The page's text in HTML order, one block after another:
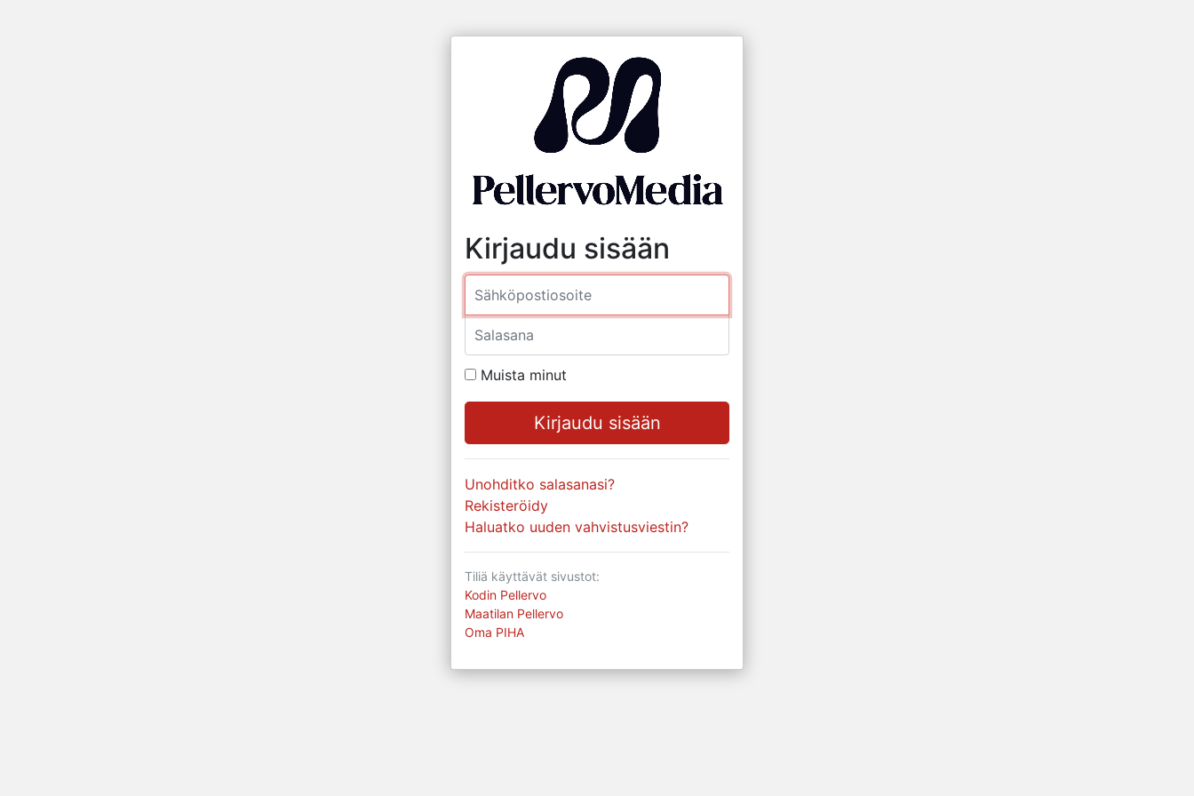
Kirjaudu sisään
Muista minut
Unohditko salasanasi?
Rekisteröidy
Haluatko uuden vahvistusviestin?
Tiliä käyttävät sivustot:
Kodin Pellervo
Maatilan Pellervo
Oma PIHA